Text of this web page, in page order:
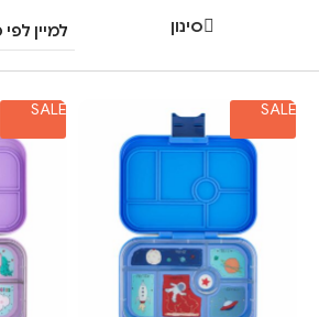
סינון
SALE
SALE